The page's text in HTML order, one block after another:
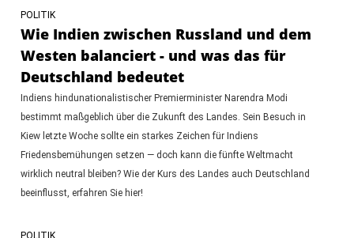
POLITIK
Wie Indien zwischen Russland und dem
Westen balanciert - und was das für
Deutschland bedeutet
Indiens hindunationalistischer Premierminister Narendra Modi
bestimmt maßgeblich über die Zukunft des Landes. Sein Besuch in
Kiew letzte Woche sollte ein starkes Zeichen für Indiens
Friedensbemühungen setzen — doch kann die fünfte Weltmacht
wirklich neutral bleiben? Wie der Kurs des Landes auch Deutschland
beeinflusst, erfahren Sie hier!
POLITIK